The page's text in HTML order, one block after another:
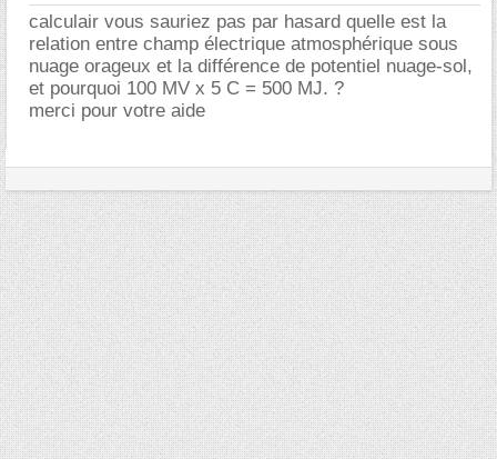
calculair vous sauriez pas par hasard quelle est la
relation entre champ électrique atmosphérique sous
nuage orageux et la différence de potentiel nuage-sol,
et pourquoi 100 MV x 5 C = 500 MJ. ?
merci pour votre aide